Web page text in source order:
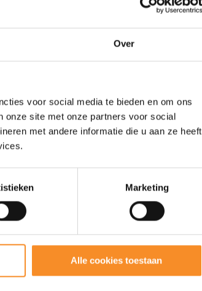
Over
voor social media te bieden en om ons
onze site met onze partners voor social
met andere informatie die u aan ze heeft
Marketing
Alle cookies toestaan